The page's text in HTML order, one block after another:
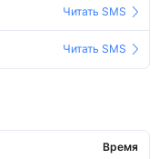
Читать SMS
Читать SMS
Время